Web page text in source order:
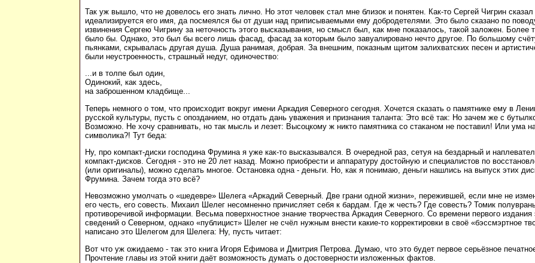
Так уж вышло, что не довелось его знать лично. Но этот человек стал мне близок и понятен. Как-то Сергей Чигрин
идеализируется его имя, да посмеялся бы от души над приписываемыми ему добродетелями. Это было сказано по
извинения Сергею Чигрину за неточность этого высказывания, но смысл был, как мне показалось, такой заложен. Более
было бы. Однако, это был бы всего лишь фасад, фасад за которым было завуалировано нечто другое. По большому
пьянками, скрывалась другая душа. Душа ранимая, добрая. За внешним, показным щитом залихватских песен и
были неустроенность, страшный недуг, одиночество:
...и в толпе был один,
Одинокий, как здесь,
на заброшенном кладбище...
Теперь немного о том, что происходит вокруг имени Аркадия Северного сегодня. Хочется сказать о памятнике ему в
русской культуры, пусть с опозданием, но отдать дань уважения и признания таланта: Это всё так: Но зачем же с
Возможно. Не хочу сравнивать, но так мысль и лезет: Высоцкому ж никто памятника со стаканом не поставил! Или ума
символика?! Тут беда:
Ну, про компакт-диски господина Фрумина я уже как-то высказывался. В очередной раз, сетуя на бездарный и
компакт-дисков. Сегодня - это не 20 лет назад. Можно приобрести и аппаратуру достойную и специалистов по
(или оригиналы), можно сделать многое. Остановка одна - деньги. Но, как я понимаю, деньги нашлись на выпуск этих
Фрумина. Зачем тогда это всё?
Невозможно умолчать о «шедевре» Шелега «Аркадий Северный. Две грани одной жизни», пережившей, если мне не
его честь, его совесть. Михаил Шелег несомненно причисляет себя к бардам. Где ж честь? Где совесть? Томик
противоречивой информации. Весьма поверхностное знание творчества Аркадия Северного. Со времени первого
сведений о Северном, однако «публицист» Шелег не счёл нужным внести какие-то корректировки в своё «бэссмэртное
написано это Шелегом для Шелега: Ну, пусть читает:
Вот что уж ожидаемо - так это книга Игоря Ефимова и Дмитрия Петрова. Думаю, что это будет первое серьёзное
Прочтение главы из этой книги даёт возможность думать о достоверности изложенных фактов.